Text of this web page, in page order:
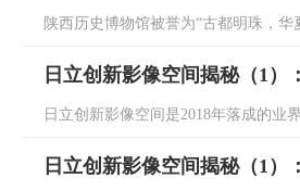
陕西历史博物馆被誉为“古都明珠，
日立创新影像空间揭秘（1）
日立创新影像空间是2018年落成的业
日立创新影像空间揭秘（1）